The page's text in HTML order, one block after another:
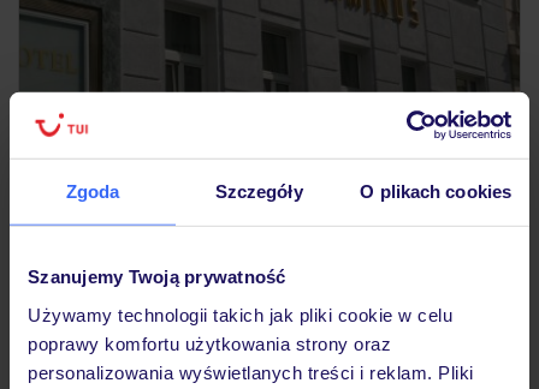
Zgoda Szczegóły O plikach cookies
Szanujemy Twoją prywatność
Używamy technologii takich jak pliki cookie w celu
poprawy komfortu użytkowania strony oraz
personalizowania wyświetlanych treści i reklam. Pliki
3.5/5
Hotel Terminus
Bez wyżywienia